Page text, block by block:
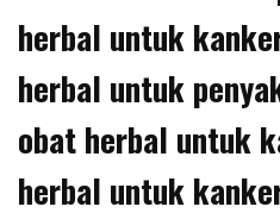
herbal untuk
herbal untuk
obat herbal untuk
herbal untuk